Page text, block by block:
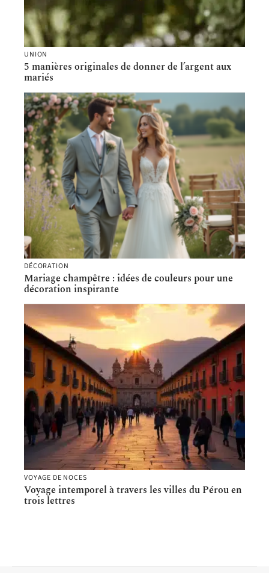
UNION
5 manières originales de donner de l’argent aux
mariés
DÉCORATION
Mariage champêtre : idées de couleurs pour une
décoration inspirante
VOYAGE DE NOCES
Voyage intemporel à travers les villes du Pérou en
trois lettres